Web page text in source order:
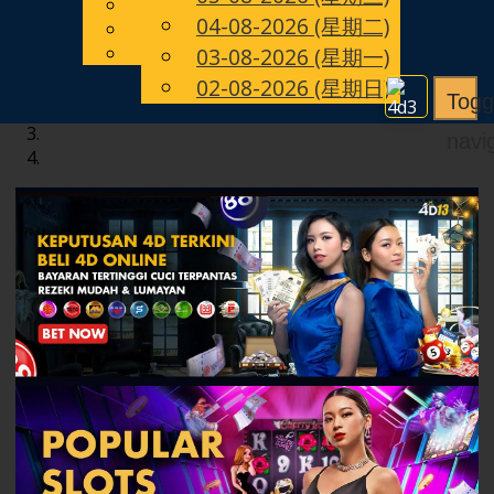
CN
Chinese
Malay
04-08-2026 (星期二)
03-08-2026 (星期一)
02-08-2026 (星期日)